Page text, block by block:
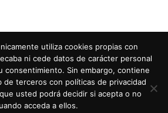
utiliza cookies propias con
ni cede datos de carácter personal
consentimiento. Sin embargo, contiene
de terceros con políticas de privacidad
usted podrá decidir si acepta o no
acceda a ellos.